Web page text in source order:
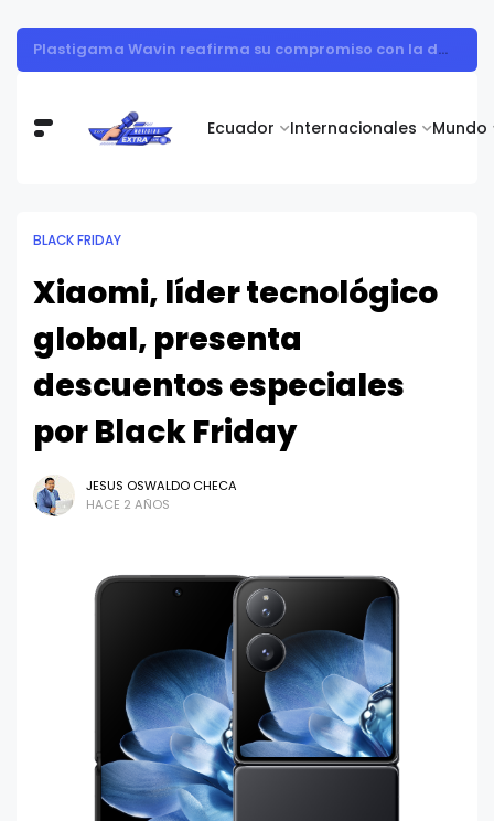
Ecuador Internacionales Mundo
Adiós al "carrito abandonado": estrategias para cerrar más ventas en las rebajas de mitad de año en Ecuador
BLACK FRIDAY
Xiaomi, líder tecnológico
global, presenta
descuentos especiales
por Black Friday
JESUS OSWALDO CHECA
HACE 2 AÑOS